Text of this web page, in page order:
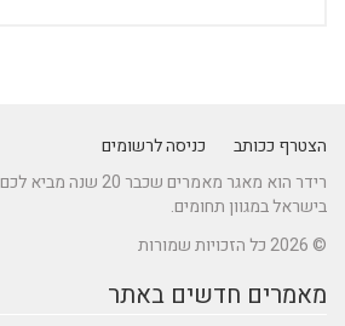
הצטרף ככותב
כניסה לרשומים
רידר הוא מאגר מאמרים
בישראל במגוון תחומים.
© 2026 כל הזכויות שמורות
מאמרים חדשים באתר